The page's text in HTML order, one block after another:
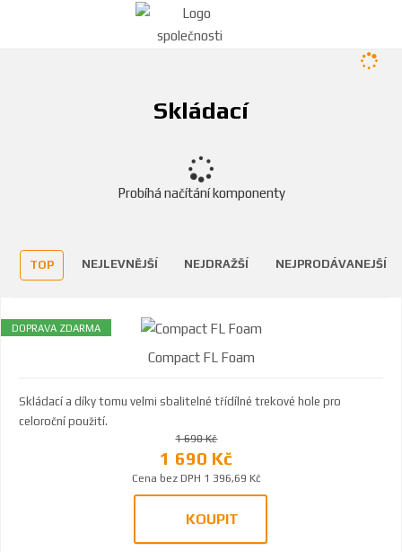
Skládací
Probíhá načítání komponenty
TOP NEJLEVNĚJŠÍ NEJDRAŽŠÍ NEJPRODÁVANEJŠÍ
Compact FL Foam
DOPRAVA ZDARMA
Skládací a díky tomu velmi sbalitelné třídílné trekové hole pro
celoroční použití.
1 690 Kč
1 690 Kč
Cena bez DPH 1 396,69 Kč
KOUPIT